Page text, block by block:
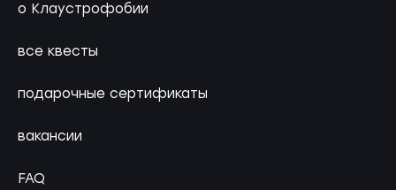
о Клаустрофобии
все квесты
подарочные сертификаты
вакансии
FAQ